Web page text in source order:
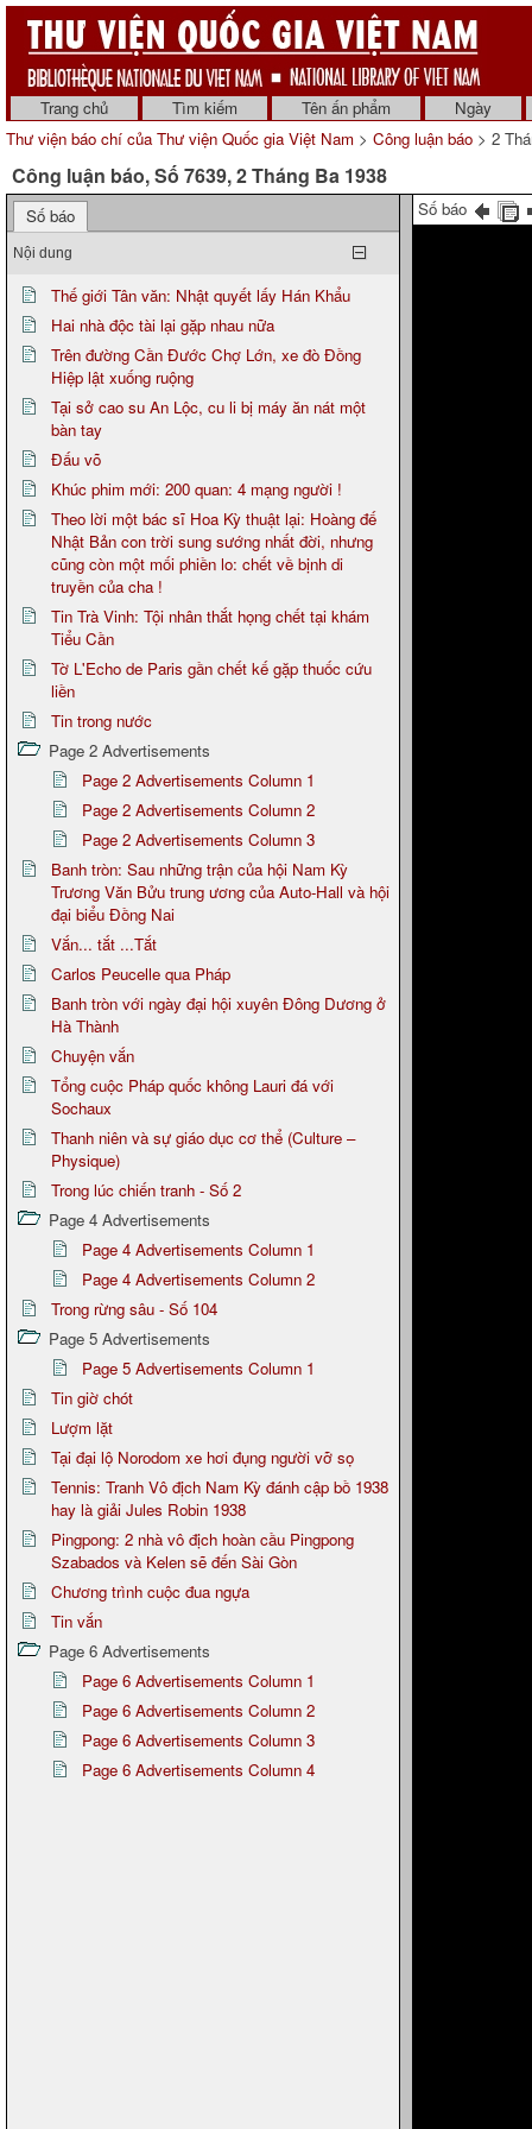
Trang chủ Tìm kiếm Tên ấn phẩm
Ngày
Thư viện báo chí của Thư viện Quốc gia Việt Nam > Công luận báo > 2
Công luận báo, Số 7639, 2 Tháng Ba 1938
Số báo
Nội dung
Thế giới Tân văn: Nhật quyết lấy Hán Khẩu
Hai nhà độc tài lại gặp nhau nữa
Trên đường Cần Đước Chợ Lớn, xe đò Đồng
Hiệp lật xuống ruộng
Tại sở cao su An Lộc, cu li bị máy ăn nát một
bàn tay
Đấu võ
Khúc phim mới: 200 quan: 4 mạng người !
Theo lời một bác sĩ Hoa Kỳ thuật lại: Hoàng đế
Nhật Bản con trời sung sướng nhất đời, nhưng
cũng còn một mối phiền lo: chết về bịnh di
truyền của cha !
Tin Trà Vinh: Tội nhân thắt họng chết tại khám
Tiểu Cần
Tờ L'Echo de Paris gần chết kế gặp thuốc cứu
liền
Tin trong nước
Page 2 Advertisements
Page 2 Advertisements Column 1
Page 2 Advertisements Column 2
Page 2 Advertisements Column 3
Banh tròn: Sau những trận của hội Nam Kỳ
Trương Văn Bửu trung ương của Auto-Hall và hội
đại biểu Đồng Nai
Vắn... tắt ...Tắt
Carlos Peucelle qua Pháp
Banh tròn với ngày đại hội xuyên Đông Dương ở
Hà Thành
Chuyện vắn
Tổng cuộc Pháp quốc không Lauri đá với
Sochaux
Thanh niên và sự giáo dục cơ thể (Culture –
Physique)
Trong lúc chiến tranh - Số 2
Page 4 Advertisements
Page 4 Advertisements Column 1
Page 4 Advertisements Column 2
Trong rừng sâu - Số 104
Page 5 Advertisements
Page 5 Advertisements Column 1
Tin giờ chót
Lượm lặt
Tại đại lộ Norodom xe hơi đụng người vỡ sọ
Tennis: Tranh Vô địch Nam Kỳ đánh cập bồ 1938
hay là giải Jules Robin 1938
Pingpong: 2 nhà vô địch hoàn cầu Pingpong
Szabados và Kelen sẽ đến Sài Gòn
Chương trình cuộc đua ngựa
Tin vắn
Page 6 Advertisements
Page 6 Advertisements Column 1
Page 6 Advertisements Column 2
Page 6 Advertisements Column 3
Page 6 Advertisements Column 4
Số báo